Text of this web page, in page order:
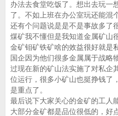
办法去食堂吃饭了。想出去玩一
了。不如上班在办公室玩还能混
还有个问题说是是不是事故多了
煤矿我不懂但是我知道金属矿山
金矿钼矿铁矿啥的效益很好就是
国企因为他们很多金属属于战略
过现在新的矿山法实施了对私企
位运行，很多小矿山也挺挣钱了
是重点了。
最后说下大家关心的金矿的工人
大部分金矿都是品位很低的，好